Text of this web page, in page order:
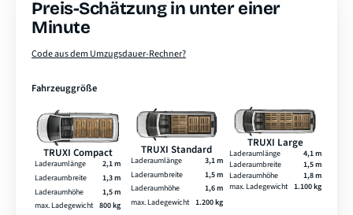
Preis-Schätzung in unter einer
Minute
Code aus dem Umzugsdauer-Rechner?
Fahrzeuggröße
TRUXI Compact
Laderaumlänge
2,1 m
Laderaumbreite
1,3 m
Laderaumhöhe
1,5 m
max. Ladegewicht 800 kg
TRUXI Standard
Laderaumlänge
3,1 m
Laderaumbreite
1,5 m
Laderaumhöhe
1,6 m
max. Ladegewicht
1.200 kg
TRUXI Large
Laderaumlänge
4,1 m
Laderaumbreite
1,5 m
Laderaumhöhe
1,8 m
max. Ladegewicht 1.100 kg